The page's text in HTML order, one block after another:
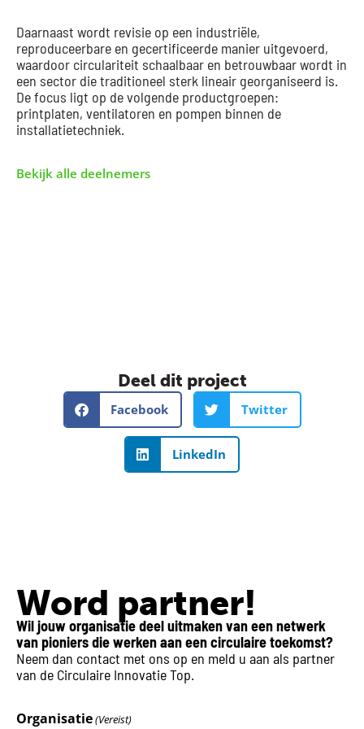
Daarnaast wordt revisie op een industriële,
reproduceerbare en gecertificeerde manier uitgevoerd,
waardoor circulariteit schaalbaar en betrouwbaar wordt in
een sector die traditioneel sterk lineair georganiseerd is.
De focus ligt op de volgende productgroepen:
printplaten, ventilatoren en pompen binnen de
installatietechniek.
Bekijk alle deelnemers
Deel dit project
Facebook Twitter
LinkedIn
Word partner!
Wil jouw organisatie deel uitmaken van een netwerk
van pioniers die werken aan een circulaire toekomst?
Neem dan contact met ons op en meld u aan als partner
van de Circulaire Innovatie Top.
Organisatie(Vereist)